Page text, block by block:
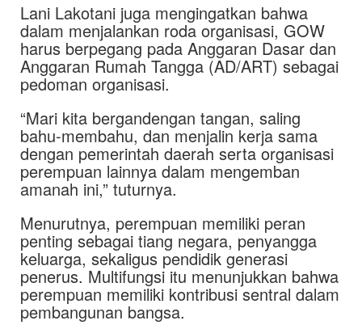
Lani Lakotani juga mengingatkan bahwa
dalam menjalankan roda organisasi, GOW
harus berpegang pada Anggaran Dasar dan
Anggaran Rumah Tangga (AD/ART) sebagai
pedoman organisasi.
“Mari kita bergandengan tangan, saling
bahu-membahu, dan menjalin kerja sama
dengan pemerintah daerah serta organisasi
perempuan lainnya dalam mengemban
amanah ini,” tuturnya.
Menurutnya, perempuan memiliki peran
penting sebagai tiang negara, penyangga
keluarga, sekaligus pendidik generasi
penerus. Multifungsi itu menunjukkan bahwa
perempuan memiliki kontribusi sentral dalam
pembangunan bangsa.